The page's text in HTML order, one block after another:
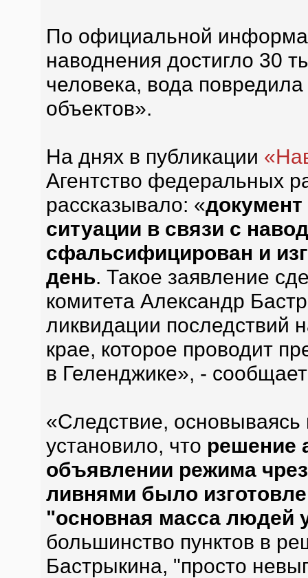
По официальной
наводнения достигло 30
человека, вода
объектов».
На днях в публикации
Агентство федеральных
рассказывало: «
ситуации в связи с
сфальсифицирован и
день. Такое заявление
комитета Александр
ликвидации последствий
крае, которое проводит
в Геленджике», -
«Следствие,
установило, что решение
объявлении режима
ливнями было
"основная масса людей
большинство пунктов в
Бастрыкина, "просто